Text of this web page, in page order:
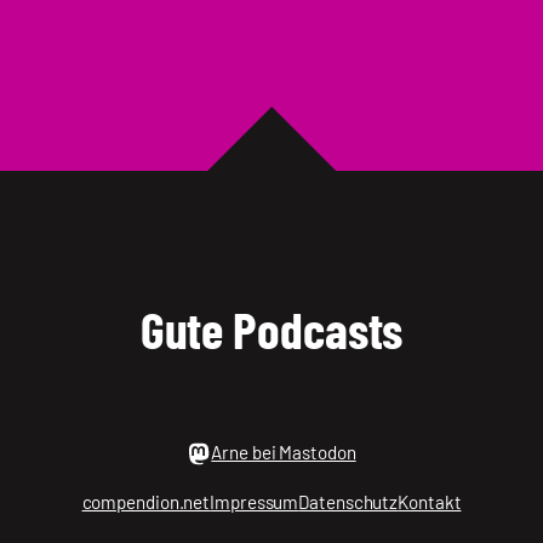
Gute Podcasts
Arne bei Mastodon
compendion.netImpressumDatenschutzKontakt